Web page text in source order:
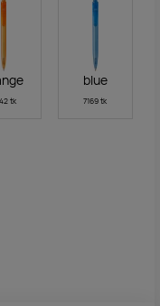
tk
blue
7169 tk